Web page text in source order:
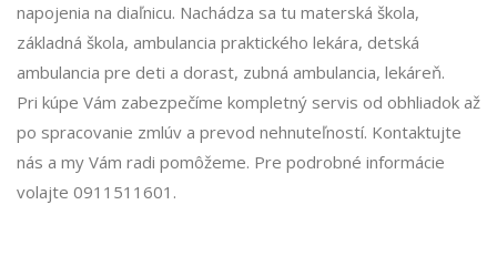
napojenia na diaľnicu. Nachádza sa tu materská škola,
základná škola, ambulancia praktického lekára, detská
ambulancia pre deti a dorast, zubná ambulancia, lekáreň.
Pri kúpe Vám zabezpečíme kompletný servis od obhliadok až
po spracovanie zmlúv a prevod nehnuteľností. Kontaktujte
nás a my Vám radi pomôžeme. Pre podrobné informácie
volajte 0911511601.